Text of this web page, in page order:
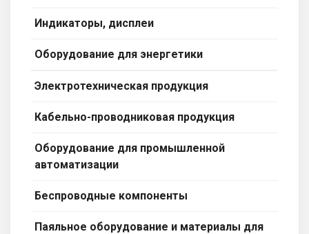
поддержка
Блог
Индикаторы, дисплеи
Оборудование для энергетики
Электротехническая продукция
Кабельно-проводниковая продукция
Оборудование для промышленной
автоматизации
Беспроводные компоненты
Паяльное оборудование и материалы для